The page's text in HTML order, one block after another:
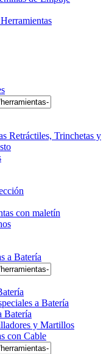
Retráctiles, Trinchetas y
con maletín
a Batería
a Batería
Batería
y Martillos
con Cable